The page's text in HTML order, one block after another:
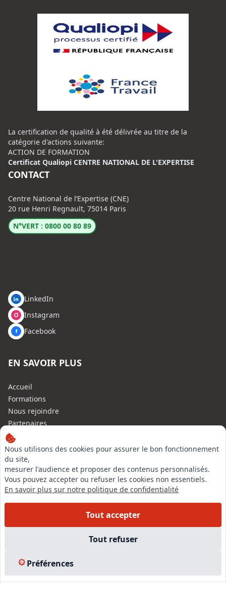
Nous utilisons des cookies pour assurer le bon fonctionnement
du site,
mesurer l'audience et proposer des contenus personnalisés.
Vous pouvez accepter ou refuser les cookies non essentiels.
En savoir plus sur notre politique de confidentialité
Tout accepter
Tout refuser
Préférences
La certification de qualité à été délivrée au titre de la
catégorie d'actions suivante:
ACTION DE FORMATION
Certificat Qualiopi CENTRE NATIONAL DE L'EXPERTISE
CONTACT
Centre National de l’Expertise (CNE)
20 rue Henri Regnault, 75014 Paris
N°VERT : 0800 00 80 89
LinkedIn
Instagram
Facebook
EN SAVOIR PLUS
Accueil
Formations
Nous rejoindre
Partenaires
Autres missions
Le C.N.E.
Membre IVSC
Logiciel
L’Expert
Tarifs
Experts Immobiliers par régions
Plan du site
© 2026 l-expertise CNE - Centre National de l’Expertise. Tous